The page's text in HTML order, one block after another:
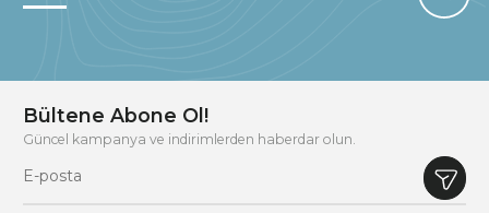
Bültene Abone Ol!
Güncel kampanya ve indirimlerden haberdar olun.